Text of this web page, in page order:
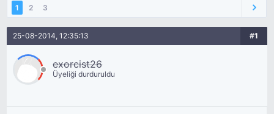
1 2 3
25-08-2014, 12:35:13 #1
exorcist26
Üyeliği durduruldu